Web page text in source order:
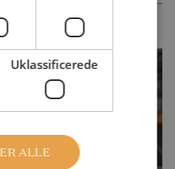
Uklassificerede
ALLE